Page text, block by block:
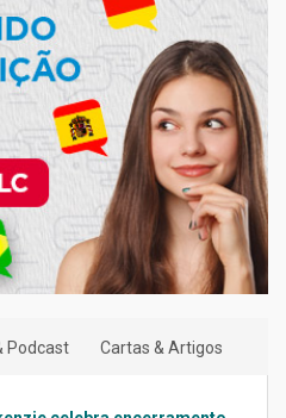
Podcast Cartas & Artigos